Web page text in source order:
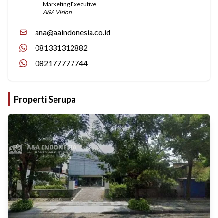
Marketing Executive
A&A Vision
ana@aaindonesia.co.id
081331312882
082177777744
Properti Serupa